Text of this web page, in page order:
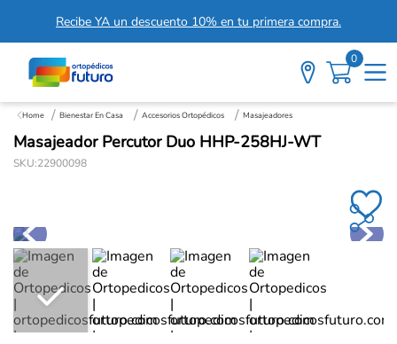
Recibe YA un descuento 10% en tu primera compra.
0
Bienestar En Casa Accesorios Ortopédicos Masajeadores
Masajeador Percutor Duo HHP-258HJ-WT
SKU:22900098